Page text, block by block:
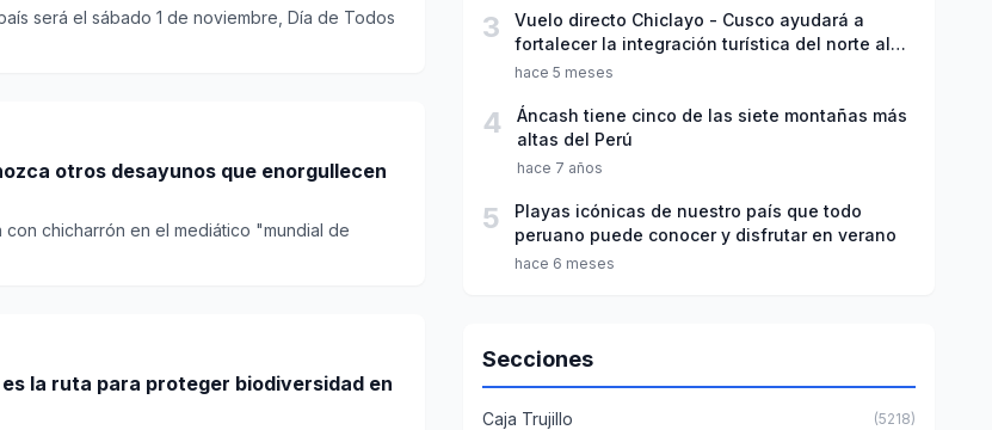
será el sábado 1 de noviembre, Día de Todos
otros desayunos que enorgullecen
chicharrón en el mediático "mundial de
la ruta para proteger biodiversidad en
3
Vuelo directo Chiclayo - Cusco ayudará a
fortalecer la integración turística del norte al
sur del país
hace 5 meses
4
Áncash tiene cinco de las siete montañas más
altas del Perú
hace 7 años
5
Playas icónicas de nuestro país que todo
peruano puede conocer y disfrutar en verano
hace 6 meses
Secciones
Caja Trujillo (5218)